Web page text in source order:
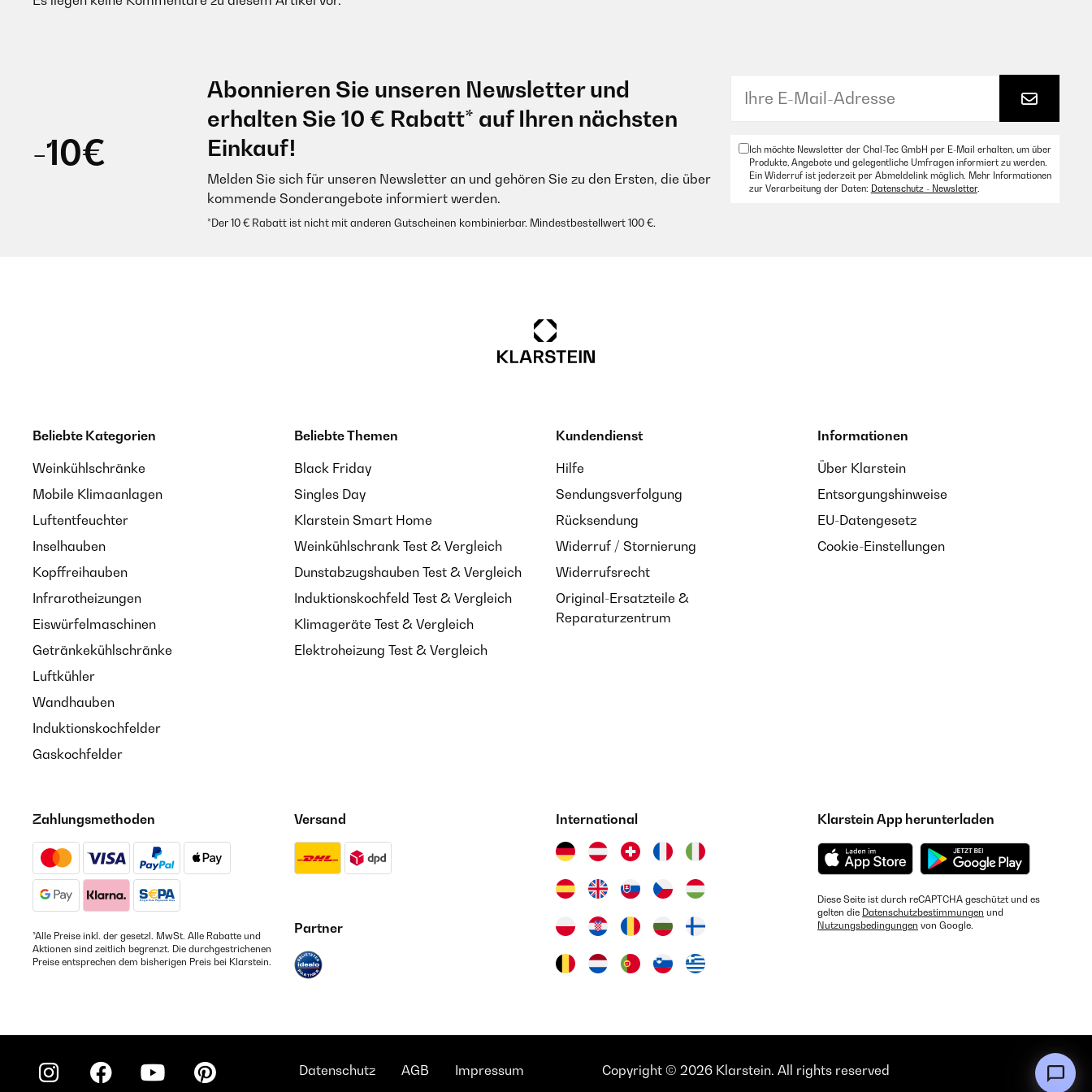
-10€
Abonnieren Sie unseren Newsletter und
erhalten Sie 10 € Rabatt* auf Ihren nächsten
Einkauf!
Melden Sie sich für unseren Newsletter an und gehören Sie zu den Ersten, die über
kommende Sonderangebote informiert werden.
*Der 10 € Rabatt ist nicht mit anderen Gutscheinen kombinierbar. Mindestbestellwert 100 €.
Ich möchte Newsletter der Chal-Tec GmbH per E-Mail erhalten, um über
Produkte, Angebote und gelegentliche Umfragen informiert zu werden.
Ein Widerruf ist jederzeit per Abmeldelink möglich. Mehr Informationen
zur Verarbeitung der Daten: Datenschutz - Newsletter.
Beliebte Kategorien
Weinkühlschränke
Mobile Klimaanlagen
Luftentfeuchter
Inselhauben
Kopffreihauben
Infrarotheizungen
Eiswürfelmaschinen
Getränkekühlschränke
Luftkühler
Wandhauben
Induktionskochfelder
Gaskochfelder
Beliebte Themen
Black Friday
Singles Day
Klarstein Smart Home
Weinkühlschrank Test & Vergleich
Dunstabzugshauben Test & Vergleich
Induktionskochfeld Test & Vergleich
Klimageräte Test & Vergleich
Elektroheizung Test & Vergleich
Kundendienst
Hilfe
Sendungsverfolgung
Rücksendung
Widerruf / Stornierung
Widerrufsrecht
Original-Ersatzteile &
Reparaturzentrum
Informationen
Über Klarstein
Entsorgungshinweise
EU-Datengesetz
Cookie-Einstellungen
Zahlungsmethoden
*Alle Preise inkl. der gesetzl. MwSt. Alle Rabatte und
Aktionen sind zeitlich begrenzt. Die durchgestrichenen
Preise entsprechen dem bisherigen Preis bei Klarstein.
Versand
Partner
International Klarstein App herunterladen
Diese Seite ist durch reCAPTCHA geschützt und es
gelten die Datenschutzbestimmungen und
Nutzungsbedingungen von Google.
Datenschutz AGB Impressum Copyright © 2026 Klarstein. All rights reserved